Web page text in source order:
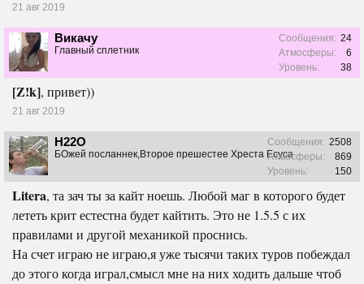
21 авг 2019
Викачу
Главный сплетник
Сообщения: 24
Атмосферы:
6
Уровень:
38
[Z!k], привет))
21 авг 2019
H22O
БОжей посланнек,Второе прешестее Хреста Есуса
Сообщения: 2508
Атмосферы:
869
Уровень:
150
Litera, та зач ты за кайт ноешь. Любой маг в которого будет
лететь крит естестна будет кайтить. Это не 1.5.5 с их
правилами и другой механикой проснись.
На счет играю не играю,я уже тысячи таких туров побеждал
до этого когда играл,смысл мне на них ходить дальше чтоб